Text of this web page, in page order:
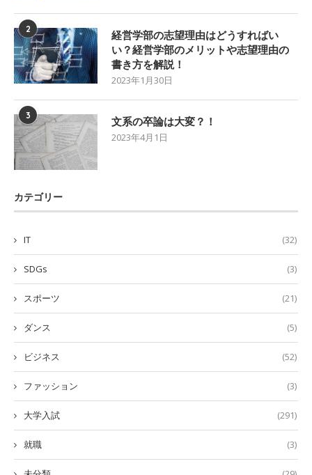
2
経営学部の志望理由はどうすればい
い？経営学部のメリットや志望理由の
書き方を解説！
2023年1月30日
3 文系の卒論は大変？！
2023年4月1日
カテゴリー
IT (32)
SDGs (3)
スポーツ (21)
ダンス (5)
ビジネス (52)
ファッション (3)
大学入試 (291)
就職 (3)